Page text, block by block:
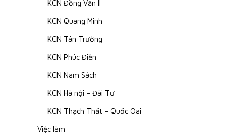
KCN Đồng Văn II
KCN Quang Minh
KCN Tân Trường
KCN Phúc Điền
KCN Nam Sách
KCN Hà nội – Đài Tư
KCN Thạch Thất – Quốc Oai
Việc làm